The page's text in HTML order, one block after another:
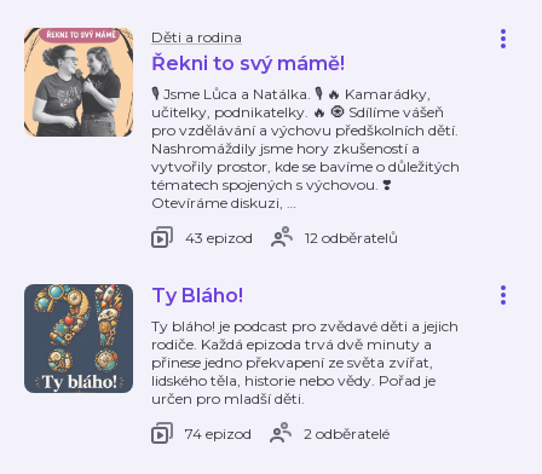
Děti a rodina
Řekni to svý mámě!
🎙️ Jsme Lůca a Natálka. 🎙️ 🔥 Kamarádky,
učitelky, podnikatelky. 🔥 🧿 Sdílíme vášeň
pro vzdělávání a výchovu předškolních dětí.
Nashromáždily jsme hory zkušeností a
vytvořily prostor, kde se bavíme o důležitých
tématech spojených s výchovou. ❣️
Otevíráme diskuzi, …
43 epizod
12 odběratelů
Ty Bláho!
Ty bláho! je podcast pro zvědavé děti a jejich
rodiče. Každá epizoda trvá dvě minuty a
přinese jedno překvapení ze světa zvířat,
lidského těla, historie nebo vědy. Pořad je
určen pro mladší děti.
74 epizod
2 odběratelé